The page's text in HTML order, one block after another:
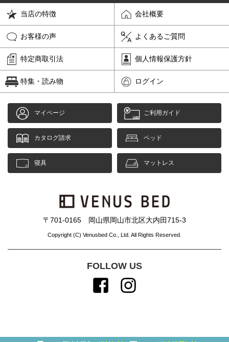
当店の特徴 会社概要
お客様の声 よくあるご質問
特定商取引法 個人情報保護方針
特集・読み物 ログイン
マイページ ご利用ガイド
カタログ請求 ベッド
寝具 マットレス
〒701-0165 岡山県岡山市北区大内田715-3
Copyright (C) Venusbed Co., Ltd. All Rights Reserved.
FOLLOW US